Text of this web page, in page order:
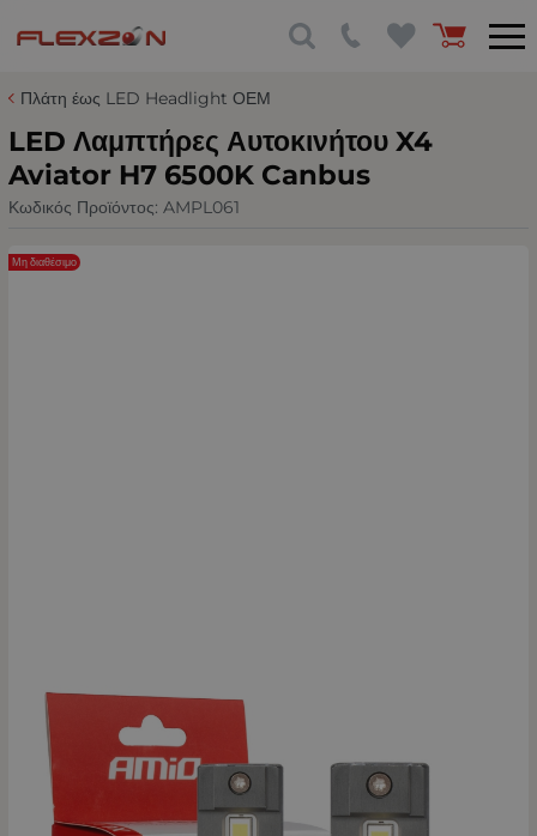
Πλάτη έως LED Headlight ΟΕΜ
LED Λαμπτήρες Αυτοκινήτου X4
Aviator H7 6500K Canbus
Κωδικός Προϊόντος: AMPL061
Μη διαθέσιμο